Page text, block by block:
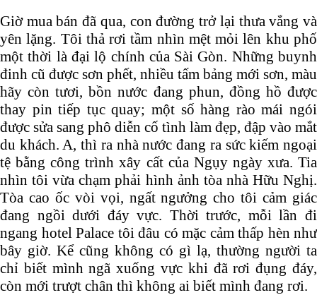
Giờ mua bán đã qua, con đường trở lại thưa vắng và
yên lặng. Tôi thả rơi tầm nhìn mệt mỏi lên khu phố
một thời là đại lộ chính của Sài Gòn. Những buynh
đinh cũ được sơn phết, nhiều tấm bảng mới sơn, màu
hãy còn tươi, bồn nước đang phun, đồng hồ được
thay pin tiếp tục quay; một số hàng rào mái ngói
được sửa sang phô diễn cố tình làm đẹp, đập vào mắt
du khách. A, thì ra nhà nước đang ra sức kiếm ngoại
tệ bằng công trình xây cất của Ngụy ngày xưa. Tia
nhìn tôi vừa chạm phải hình ảnh tòa nhà Hữu Nghị.
Tòa cao ốc vòi vọi, ngất ngưởng cho tôi cảm giác
đang ngồi dưới đáy vực. Thời trước, mỗi lần đi
ngang hotel Palace tôi đâu có mặc cảm thấp hèn như
bây giờ. Kể cũng không có gì lạ, thường người ta
chỉ biết mình ngã xuống vực khi đã rơi đụng đáy,
còn mới trượt chân thì không ai biết mình đang rơi.